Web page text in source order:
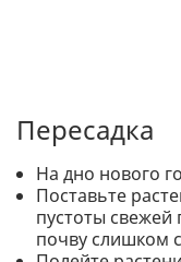
Пересадка
На дно нового
Поставьте
пустоты
почву слишком